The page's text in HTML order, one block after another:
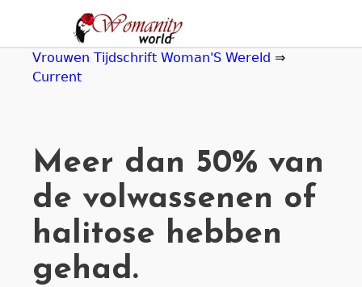
navigation
Vrouwen Tijdschrift Woman'S Wereld ⇒
Current
Meer dan 50% van
de volwassenen of
halitose hebben
gehad.